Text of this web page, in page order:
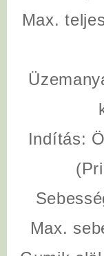
Max.
Indítás:
Max.